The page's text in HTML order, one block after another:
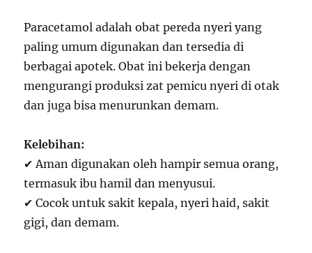
Paracetamol adalah obat pereda nyeri yang
paling umum digunakan dan tersedia di
berbagai apotek. Obat ini bekerja dengan
mengurangi produksi zat pemicu nyeri di otak
dan juga bisa menurunkan demam.
Kelebihan:
✔ Aman digunakan oleh hampir semua orang,
termasuk ibu hamil dan menyusui.
✔ Cocok untuk sakit kepala, nyeri haid, sakit
gigi, dan demam.